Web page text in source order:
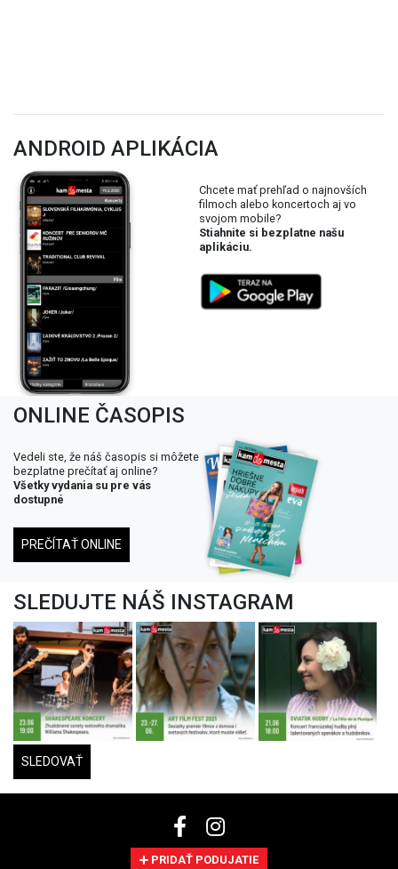
ANDROID APLIKÁCIA
Chcete mať prehľad o najnovších
filmoch alebo koncertoch aj vo
svojom mobile?
Stiahnite si bezplatne našu
aplikáciu.
ONLINE ČASOPIS
Vedeli ste, že náš časopis si môžete
bezplatne prečítať aj online?
Všetky vydania su pre vás
dostupné
PREČÍTAŤ ONLINE
SLEDUJTE NÁŠ INSTAGRAM
SLEDOVAŤ
PRIDAŤ PODUJATIE